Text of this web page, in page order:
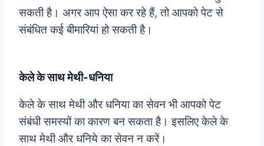
सकती है। अगर आप ऐसा कर रहे हैं, तो आपको पेट से
संबंधित कई बीमारियां हो सकती है।
केले के साथ मेथी-धनिया
केले के साथ मेथी और धनिया का सेवन भी आपको पेट
संबंधी समस्यों का कारण बन सकता है। इसलिए केले के
साथ मेथी और धनिये का सेवन न करें।